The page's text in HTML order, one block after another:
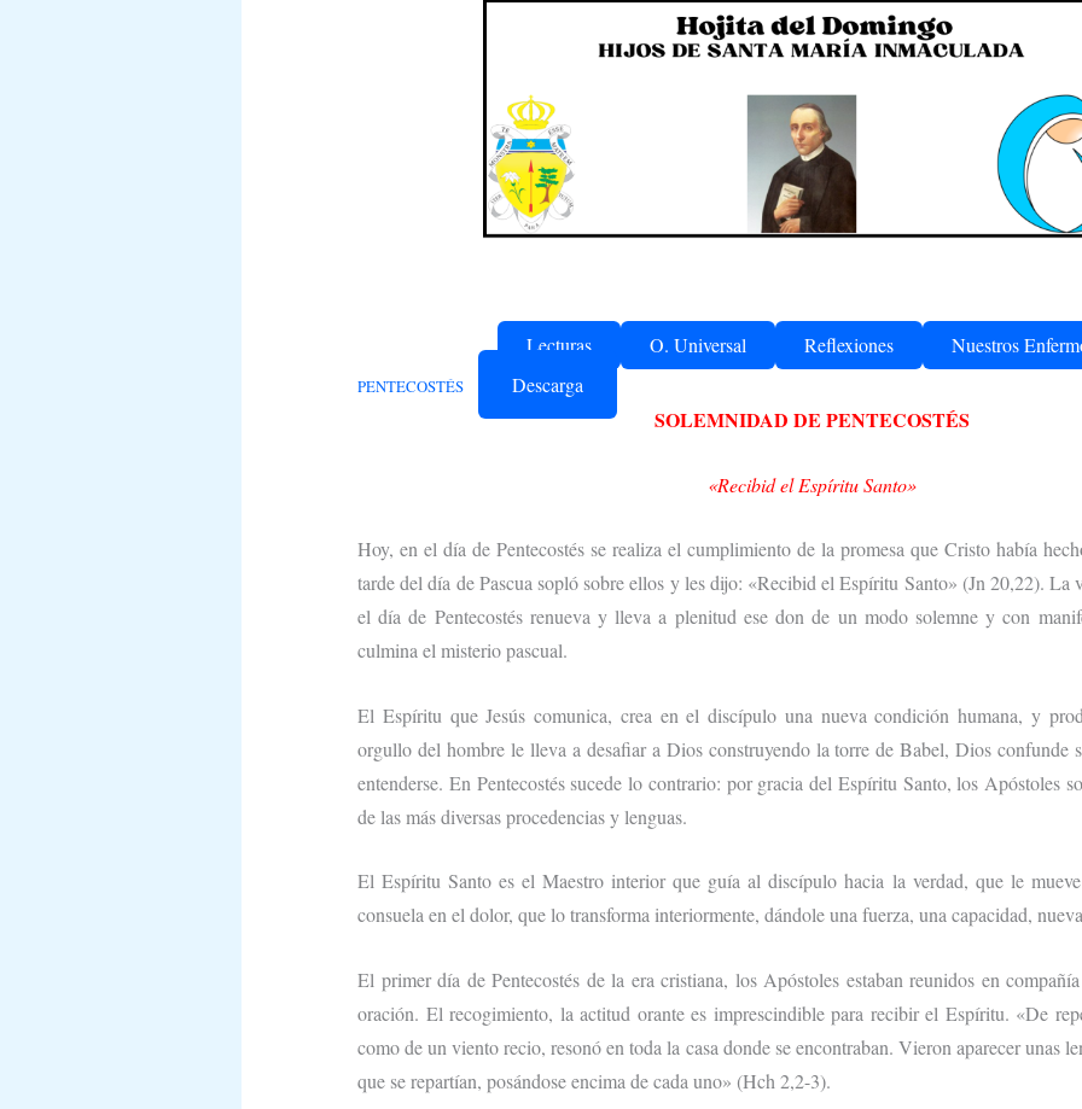
Lecturas O. Universal Reflexiones Nuestros
PENTECOSTÉS Descarga
SOLEMNIDAD DE PENTECOSTÉS
«Recibid el Espíritu Santo»
Hoy, en el día de Pentecostés se realiza el cumplimiento de la promesa que Cristo había
tarde del día de Pascua sopló sobre ellos y les dijo: «Recibid el Espíritu Santo» (Jn 20,22). La
el día de Pentecostés renueva y lleva a plenitud ese don de un modo solemne y con
culmina el misterio pascual.
El Espíritu que Jesús comunica, crea en el discípulo una nueva condición humana, y
orgullo del hombre le lleva a desafiar a Dios construyendo la torre de Babel, Dios confunde
entenderse. En Pentecostés sucede lo contrario: por gracia del Espíritu Santo, los Apóstoles
de las más diversas procedencias y lenguas.
El Espíritu Santo es el Maestro interior que guía al discípulo hacia la verdad, que le
consuela en el dolor, que lo transforma interiormente, dándole una fuerza, una capacidad,
El primer día de Pentecostés de la era cristiana, los Apóstoles estaban reunidos en
oración. El recogimiento, la actitud orante es imprescindible para recibir el Espíritu. «De
como de un viento recio, resonó en toda la casa donde se encontraban. Vieron aparecer unas
que se repartían, posándose encima de cada uno» (Hch 2,2-3).